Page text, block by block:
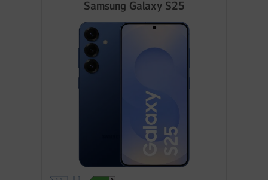
Samsung Galaxy S25